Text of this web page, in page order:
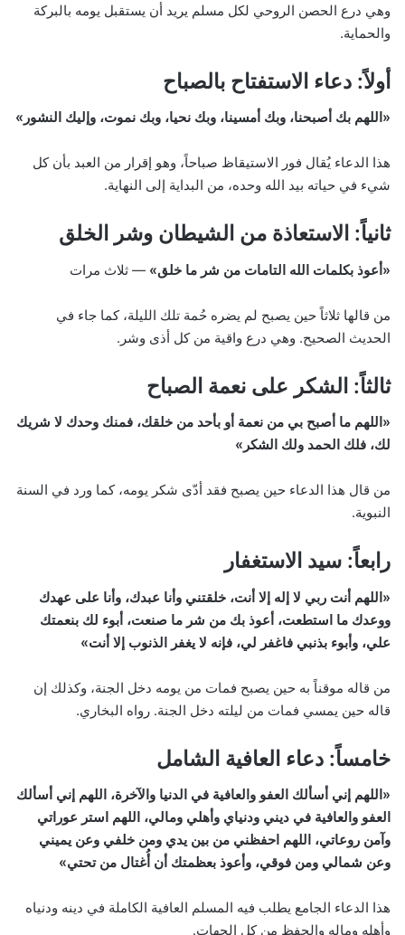
وهي درع الحصن الروحي لكل مسلم يريد أن يستقبل يومه بالبركة
والحماية.
أولاً: دعاء الاستفتاح بالصباح
«اللهم بك أصبحنا، وبك أمسينا، وبك نحيا، وبك نموت، وإليك النشور»
هذا الدعاء يُقال فور الاستيقاظ صباحاً، وهو إقرار من العبد بأن كل
شيء في حياته بيد الله وحده، من البداية إلى النهاية.
ثانياً: الاستعاذة من الشيطان وشر الخلق
«أعوذ بكلمات الله التامات من شر ما خلق» — ثلاث مرات
من قالها ثلاثاً حين يصبح لم يضره حُمة تلك الليلة، كما جاء في
الحديث الصحيح. وهي درع واقية من كل أذى وشر.
ثالثاً: الشكر على نعمة الصباح
«اللهم ما أصبح بي من نعمة أو بأحد من خلقك، فمنك وحدك لا شريك
لك، فلك الحمد ولك الشكر»
من قال هذا الدعاء حين يصبح فقد أدّى شكر يومه، كما ورد في السنة
النبوية.
رابعاً: سيد الاستغفار
«اللهم أنت ربي لا إله إلا أنت، خلقتني وأنا عبدك، وأنا على عهدك
ووعدك ما استطعت، أعوذ بك من شر ما صنعت، أبوء لك بنعمتك
علي، وأبوء بذنبي فاغفر لي، فإنه لا يغفر الذنوب إلا أنت»
من قاله موقناً به حين يصبح فمات من يومه دخل الجنة، وكذلك إن
قاله حين يمسي فمات من ليلته دخل الجنة. رواه البخاري.
خامساً: دعاء العافية الشامل
«اللهم إني أسألك العفو والعافية في الدنيا والآخرة، اللهم إني أسألك
العفو والعافية في ديني ودنياي وأهلي ومالي، اللهم استر عوراتي
وآمن روعاتي، اللهم احفظني من بين يدي ومن خلفي وعن يميني
وعن شمالي ومن فوقي، وأعوذ بعظمتك أن أُغتال من تحتي»
هذا الدعاء الجامع يطلب فيه المسلم العافية الكاملة في دينه ودنياه
وأهله وماله والحفظ من كل الجهات.